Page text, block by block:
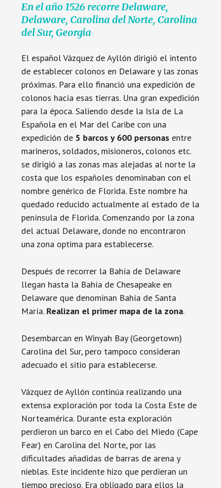
En el año 1526 recorre Delaware,
Delaware, Carolina del Norte, Carolina
del Sur, Georgia
El español Vázquez de Ayllón dirigió el intento
de establecer colonos en Delaware y las zonas
próximas. Para ello financió una expedición de
colonos hacía esas tierras. Una gran expedición
para la época. Saliendo desde la Isla de La
Española en el Mar del Caribe con una
expedición de5 barcos y 600 personas entre
marineros, soldados, misioneros, colonos etc.
se dirigió a las zonas mas alejadas al norte la
costa que los españoles denominaban con el
nombre genérico de Florida. Este nombre ha
quedado reducido actualmente al estado de la
península de Florida. Comenzando por la zona
del actual Delaware, donde no encontraron
una zona optima para establecerse.
Después de recorrer la Bahía de Delaware
llegan hasta la Bahía de Chesapeake en
Delaware que denominan Bahía de Santa
María. Realizan el primer mapa de la zona.
Desembarcan en Winyah Bay (Georgetown)
Carolina del Sur, pero tampoco consideran
adecuado el sitio para establecerse.
Vázquez de Ayllón continúa realizando una
extensa exploración por toda la Costa Este de
Norteamérica. Durante esta exploración
perdieron un barco en el Cabo del Miedo (Cape
Fear) en Carolina del Norte, por las
dificultades añadidas de barras de arena y
nieblas. Este incidente hizo que perdieran un
tiempo precioso. Era obligado para ellos la